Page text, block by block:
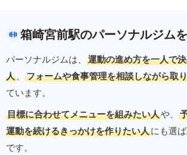
箱崎宮前駅のパーソナルジム
パーソナルジムは、
運動の進め方を一人で
人 、 フォームや食事管理を相談しながら取
ています。
目標に合わせてメニューを組みたい人や、
運動を続けるきっかけを作りたい人にも選
です。